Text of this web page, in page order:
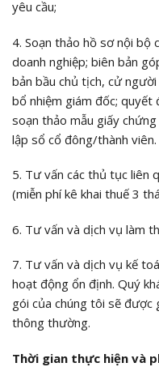
yêu cầu;
4. Soạn thảo hồ sơ nội bộ
doanh nghiệp; biên bản
bản bầu chủ tịch, cử
bổ nhiệm giám đốc;
soạn thảo mẫu giấy
lập sổ cổ đông/thành viên.
5. Tư vấn các thủ tục liên
(miễn phí kê khai thuế 3
6. Tư vấn và dịch vụ làm
7. Tư vấn và dịch vụ kế
hoạt động ổn định. Quý
gói của chúng tôi sẽ được
thông thường.
Thời gian thực hiện và